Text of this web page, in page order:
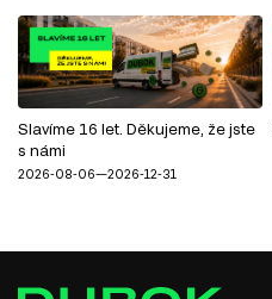
Slavíme 16 let. Děkujeme, že jste
s námi
2026-08-06—2026-12-31